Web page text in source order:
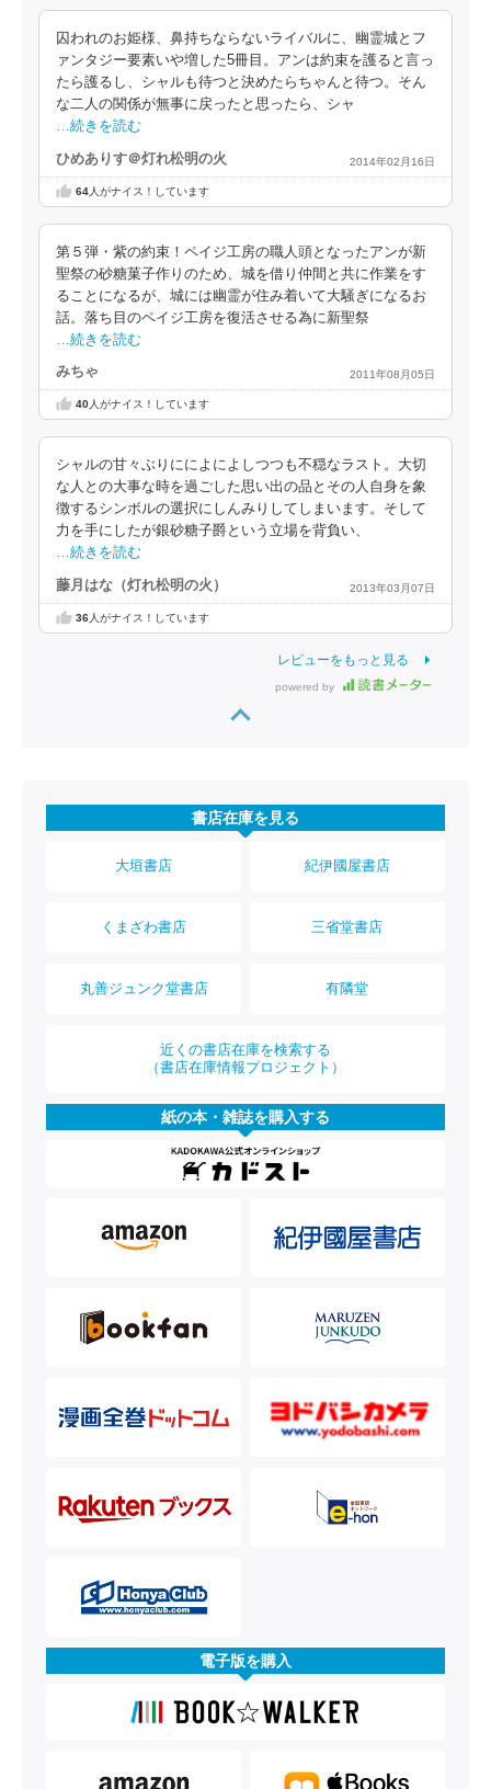
囚われのお姫様、鼻持ちならないライバルに、幽霊城とフ
ァンタジー要素いや増した5冊目。アンは約束を護ると言っ
たら護るし、シャルも待つと決めたらちゃんと待つ。そん
な二人の関係が無事に戻ったと思ったら、シャ
…続きを読む
ひめありす＠灯れ松明の火 2014年02月16日
64人がナイス！しています
第５弾・紫の約束！ペイジ工房の職人頭となったアンが新
聖祭の砂糖菓子作りのため、城を借り仲間と共に作業をす
ることになるが、城には幽霊が住み着いて大騒ぎになるお
話。落ち目のペイジ工房を復活させる為に新聖祭
…続きを読む
みちゃ 2011年08月05日
40人がナイス！しています
シャルの甘々ぶりにによによしつつも不穏なラスト。大切
な人との大事な時を過ごした思い出の品とその人自身を象
徴するシンボルの選択にしんみりしてしまいます。そして
力を手にしたが銀砂糖子爵という立場を背負い、
…続きを読む
藤月はな（灯れ松明の火） 2013年03月07日
36人がナイス！しています
レビューをもっと見る
powered by
書店在庫を見る
大垣書店 紀伊國屋書店
くまざわ書店 三省堂書店
丸善ジュンク堂書店 有隣堂
近くの書店在庫を検索する
（書店在庫情報プロジェクト）
紙の本・雑誌を購入する
電子版を購入